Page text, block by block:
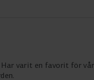
varit en favorit för